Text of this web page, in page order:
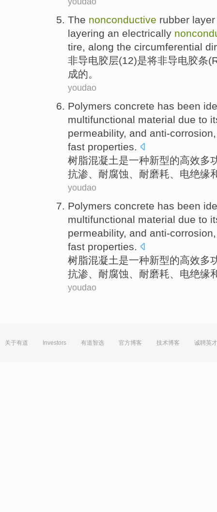
The nonconductive rubber layer
layering an electrically
tire, along the circumferential
非导电胶层(12)是将非导电胶条(
成的。
youdao
Polymers concrete has been
multifunctional material due to
permeability, and anti-corrosion
fast properties.
树脂混凝土是一种新型的高效多
抗渗、 耐腐蚀、耐磨耗、电绝缘
youdao
Polymers concrete has been
multifunctional material due to
permeability, and anti-corrosion
fast properties.
树脂混凝土是一种新型的高效多
抗渗、 耐腐蚀、耐磨耗、电绝缘
youdao
关于有道 Investors 有道智选 官方博客 技术博客 诚聘英才